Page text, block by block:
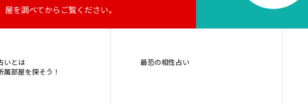
屋を調べてからご覧ください。
いとは
属部屋を探そう！
最恐の相性占い